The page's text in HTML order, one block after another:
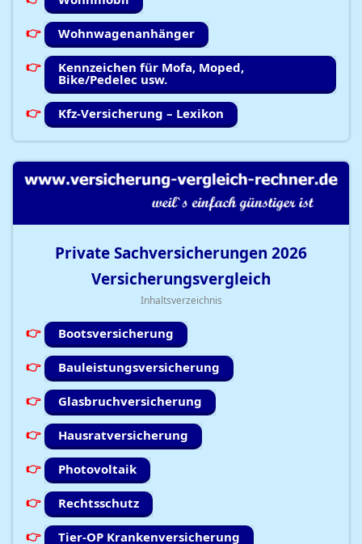
Wohnwagenanhänger
Kennzeichen für Mofa, Moped,
Bike/Pedelec usw.
Kfz-Versicherung – Lexikon
Private Sachversicherungen 2026
Versicherungsvergleich
Inhaltsverzeichnis
Bootsversicherung
Bauleistungsversicherung
Glasbruchversicherung
Hausratversicherung
Photovoltaik
Rechtsschutz
Tier-OP Krankenversicherung